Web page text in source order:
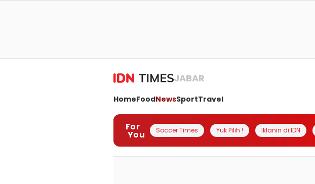
JABAR
HomeFoodNewsSportTravel
For
You Soccer Times Yuk Pilih ! Iklanin di IDN